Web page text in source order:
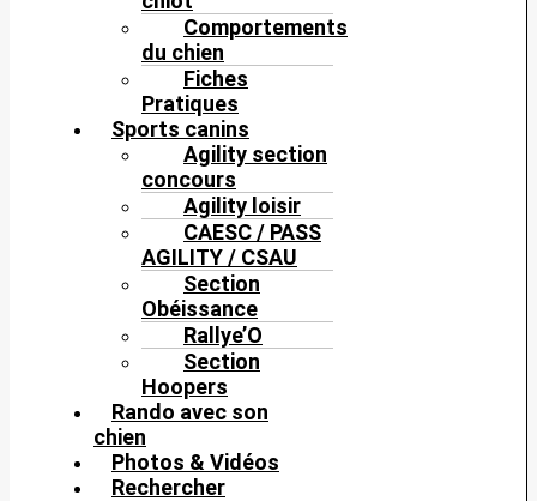
Comportements
du chien
Fiches
Pratiques
Sports canins
Agility section
concours
Agility loisir
CAESC / PASS
AGILITY / CSAU
Section
Obéissance
Rallye’O
Section
Hoopers
Rando avec son
chien
Photos & Vidéos
Rechercher